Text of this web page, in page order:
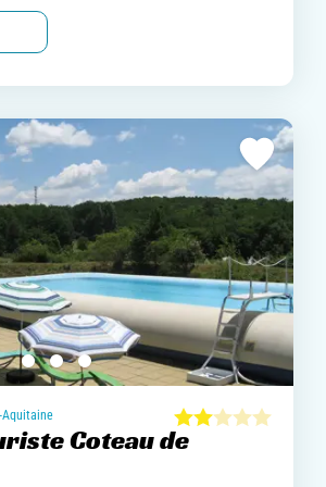
Aquitaine
Coteau de